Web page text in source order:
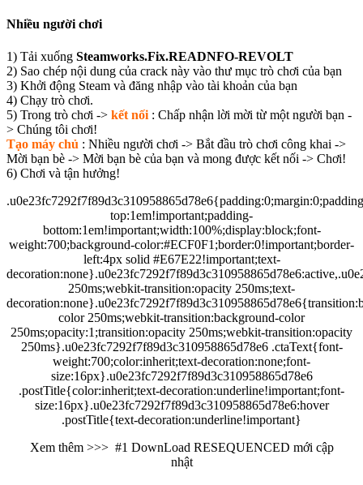
Nhiều người chơi
1) Tải xuống Steamworks.Fix.READNFO-REVOLT
2) Sao chép nội dung của crack này vào thư mục trò chơi của bạn
3) Khởi động Steam và đăng nhập vào tài khoản của bạn
4) Chạy trò chơi.
5) Trong trò chơi -> kết nối : Chấp nhận lời mời từ một người bạn -
> Chúng tôi chơi!
Tạo máy chủ : Nhiều người chơi -> Bắt đầu trò chơi công khai ->
Mời bạn bè -> Mời bạn bè của bạn và mong được kết nối -> Chơi!
6) Chơi và tận hưởng!
top:1em!important;padding-
bottom:1em!important;width:100%;display:block;font-
weight:700;background-color:#ECF0F1;border:0!important;border-
left:4px solid #E67E22!important;text-
250ms;webkit-transition:opacity 250ms;text-
color 250ms;webkit-transition:background-color
250ms;opacity:1;transition:opacity 250ms;webkit-transition:opacity
250ms}.u0e23fc7292f7f89d3c310958865d78e6 .ctaText{font-
weight:700;color:inherit;text-decoration:none;font-
size:16px}.u0e23fc7292f7f89d3c310958865d78e6
.postTitle{color:inherit;text-decoration:underline!important;font-
size:16px}.u0e23fc7292f7f89d3c310958865d78e6:hover
.postTitle{text-decoration:underline!important}
Xem thêm >>> #1 DownLoad RESEQUENCED mới cập
nhật